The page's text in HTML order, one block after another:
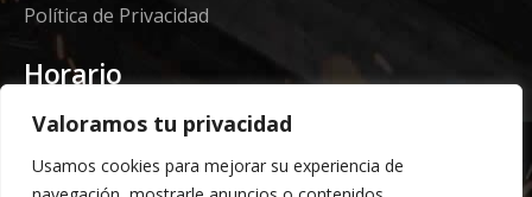
Valoramos tu privacidad
Usamos cookies para mejorar su experiencia de
Política de Privacidad
Horario
Etorki - Sede
Lunes a jueves 08:00 a 16:00